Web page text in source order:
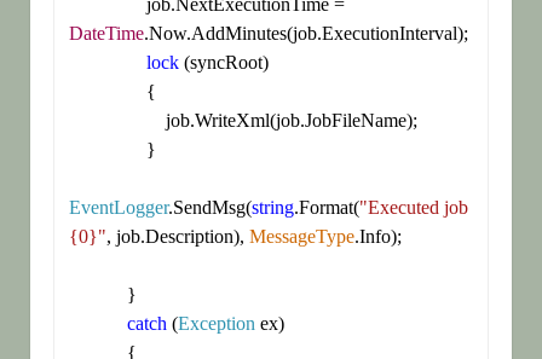
                job.NextExecutionTime =
DateTime.Now.AddMinutes(job.ExecutionInterval);
lock (syncRoot)
EventLogger.SendMsg(string.Format("Executed job
{0}", job.Description), MessageType.Info);
catch (Exception ex)